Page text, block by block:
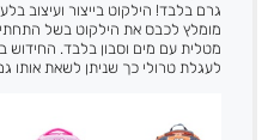
גרם בלבד! הילקוט בייצור ועיצוב
מומלץ לכבס את הילקוט בשל
מטלית עם מים וסבון בלבד. החידוש
לעגלת טרולי כך שניתן לשאת אותו